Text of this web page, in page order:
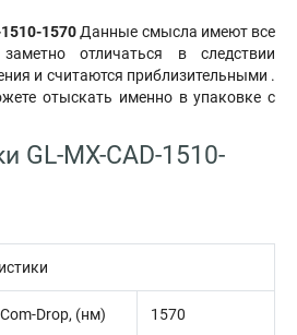
1570 Данные смысла имеют все
отличаться в следствии
и считаются приблизительными .
отыскать именно в упаковке с
GL-MX-CAD-1510-
Drop, (нм) 1570